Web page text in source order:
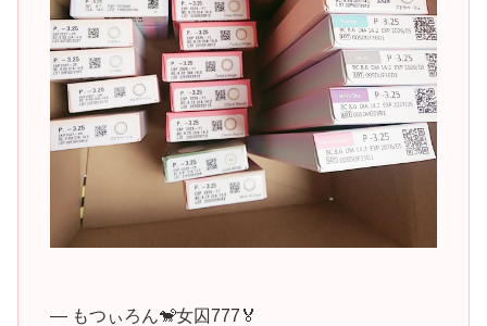
— もつぃろん🐒女囚777🏅